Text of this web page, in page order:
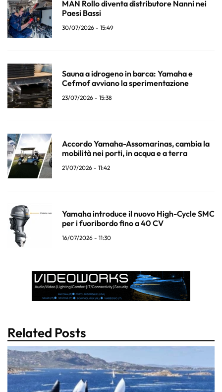
MAN Rollo diventa distributore Nanni nei
Paesi Bassi
30/07/2026 - 15:49
Sauna a idrogeno in barca: Yamaha e
Cefmof avviano la sperimentazione
23/07/2026 - 15:38
Accordo Yamaha-Assomarinas, cambia la
mobilità nei porti, in acqua e a terra
21/07/2026 - 11:42
Yamaha introduce il nuovo High-Cycle SMC
per i fuoribordo fino a 40 CV
16/07/2026 - 11:30
Related Posts